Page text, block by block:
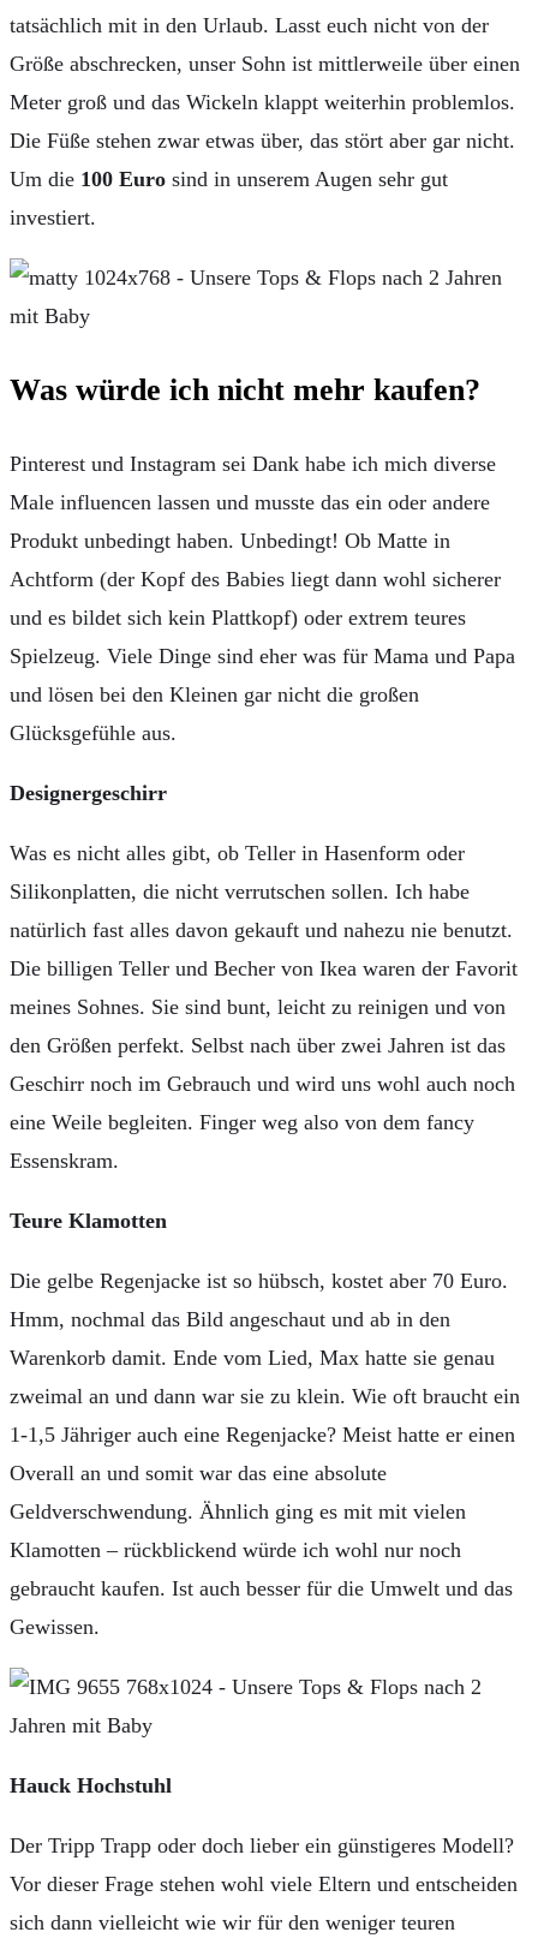
tatsächlich mit in den Urlaub. Lasst euch nicht von der
Größe abschrecken, unser Sohn ist mittlerweile über einen
Meter groß und das Wickeln klappt weiterhin problemlos.
Die Füße stehen zwar etwas über, das stört aber gar nicht.
Um die 100 Euro sind in unserem Augen sehr gut
investiert.
Was würde ich nicht mehr kaufen?
Pinterest und Instagram sei Dank habe ich mich diverse
Male influencen lassen und musste das ein oder andere
Produkt unbedingt haben. Unbedingt! Ob Matte in
Achtform (der Kopf des Babies liegt dann wohl sicherer
und es bildet sich kein Plattkopf) oder extrem teures
Spielzeug. Viele Dinge sind eher was für Mama und Papa
und lösen bei den Kleinen gar nicht die großen
Glücksgefühle aus.
Designergeschirr
Was es nicht alles gibt, ob Teller in Hasenform oder
Silikonplatten, die nicht verrutschen sollen. Ich habe
natürlich fast alles davon gekauft und nahezu nie benutzt.
Die billigen Teller und Becher von Ikea waren der Favorit
meines Sohnes. Sie sind bunt, leicht zu reinigen und von
den Größen perfekt. Selbst nach über zwei Jahren ist das
Geschirr noch im Gebrauch und wird uns wohl auch noch
eine Weile begleiten. Finger weg also von dem fancy
Essenskram.
Teure Klamotten
Die gelbe Regenjacke ist so hübsch, kostet aber 70 Euro.
Hmm, nochmal das Bild angeschaut und ab in den
Warenkorb damit. Ende vom Lied, Max hatte sie genau
zweimal an und dann war sie zu klein. Wie oft braucht ein
1-1,5 Jähriger auch eine Regenjacke? Meist hatte er einen
Overall an und somit war das eine absolute
Geldverschwendung. Ähnlich ging es mit mit vielen
Klamotten – rückblickend würde ich wohl nur noch
gebraucht kaufen. Ist auch besser für die Umwelt und das
Gewissen.
Hauck Hochstuhl
Der Tripp Trapp oder doch lieber ein günstigeres Modell?
Vor dieser Frage stehen wohl viele Eltern und entscheiden
sich dann vielleicht wie wir für den weniger teuren